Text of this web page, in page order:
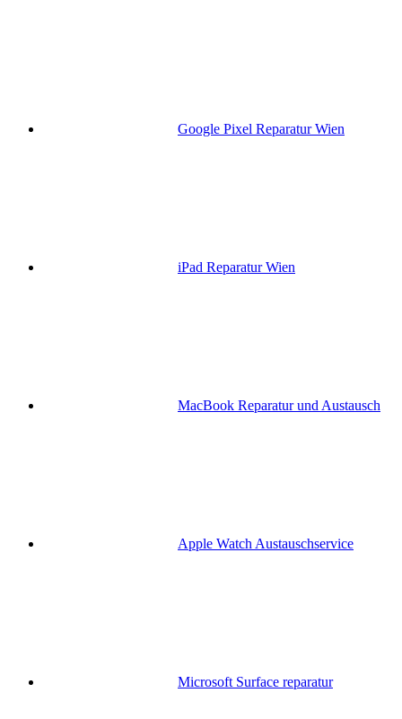
Google Pixel Reparatur Wien
iPad Reparatur Wien
MacBook Reparatur und Austausch
Apple Watch Austauschservice
Microsoft Surface reparatur